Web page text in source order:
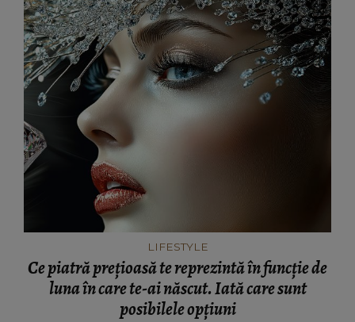
LIFESTYLE
Ce piatră prețioasă te reprezintă în funcție de
luna în care te-ai născut. Iată care sunt
posibilele opțiuni